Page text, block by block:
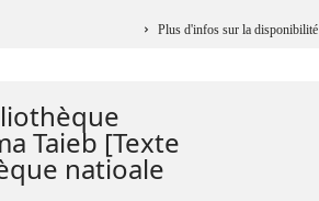
Plus d'infos sur la disponibilité
Taieb [Texte
natioale